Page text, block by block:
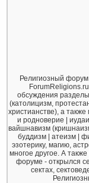
Религиозный форум
обсуждения
(католицизм,
христианстве), а
и родноверие |
вайшнавизм
буддизм | атеизм |
эзотерику, магию,
многое другое. А
форуме - открылся
сектах,